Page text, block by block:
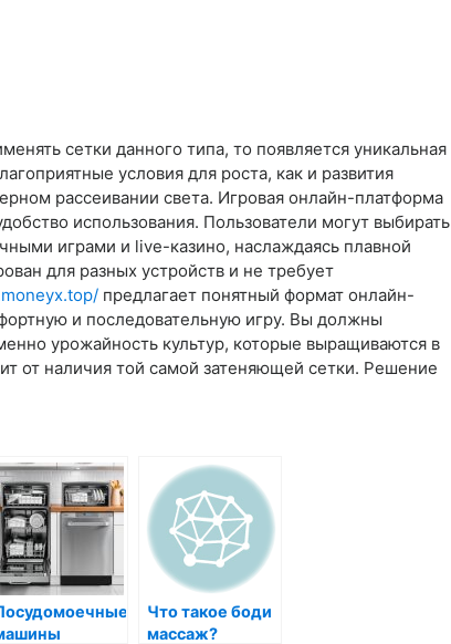
сетки данного типа, то появляется уникальная
условия для роста, как и развития
рассеивании света. Игровая онлайн-платформа
использования. Пользователи могут выбирать
играми и live-казино, наслаждаясь плавной
для разных устройств и не требует
предлагает понятный формат онлайн-
и последовательную игру. Вы должны
урожайность культур, которые выращиваются в
от наличия той самой затеняющей сетки. Решение
Что такое боди
массаж?